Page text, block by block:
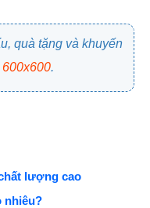
quà tặng và khuyến
.
lượng cao
nhiêu?